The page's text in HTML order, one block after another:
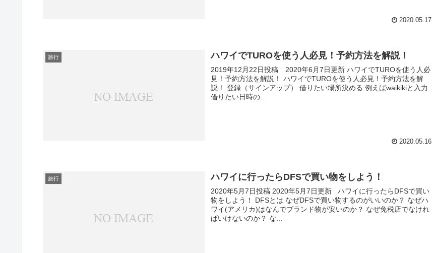
2020.05.17
旅行 ハワイでTUROを使う人必見！予約方法を解説！
2019年12月22日投稿 2020年6月7日更新 ハワイでTUROを使う人必
見！予約方法を解説！ ハワイでTUROを使う人必見！予約方法を解
説！ 登録（サインアップ） 借りたい場所決める 例えばwaikikiと入力
借りたい日時の...
2020.05.16
旅行 ハワイに行ったらDFSで買い物をしよう！
2020年5月7日投稿 2020年5月7日更新 ハワイに行ったらDFSで買い
物をしよう！ DFSとは なぜDFSで買い物するのがいいのか？ なぜハ
ワイ(アメリカ)はなんでブランド物が安いのか？ なぜ免税店でなけれ
ばいけないのか？ な...